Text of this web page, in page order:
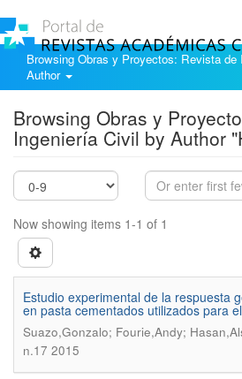
Browsing Obras y Proyectos: Revista
Author
Browsing Obras y
Ingeniería Civil by Author
Now showing items 1-1 of 1
Estudio experimental de la respuesta
en pasta cementados utilizados para
Suazo,Gonzalo; Fourie,Andy;
n.17 2015